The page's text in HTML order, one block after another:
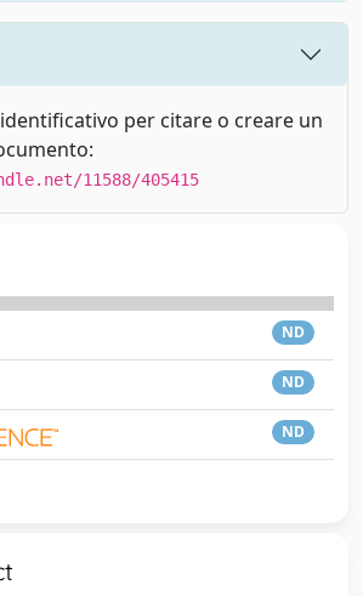
per citare o creare un
11588/405415
ND
ND
ND